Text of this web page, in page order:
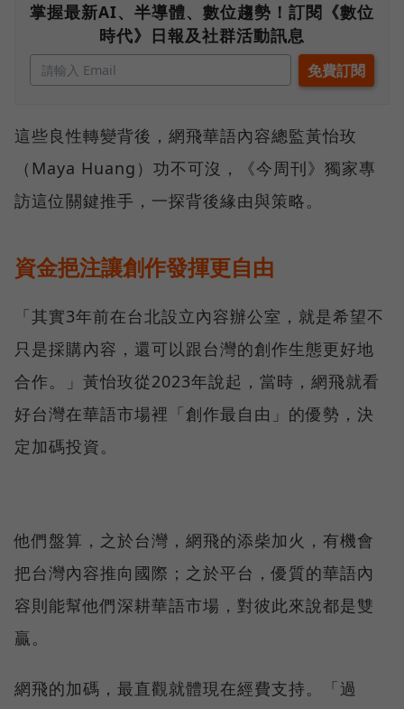
掌握最新AI、半導體、數位趨勢！訂閱《數位
時代》日報及社群活動訊息
這些良性轉變背後，網飛華語內容總監黃怡玫
（Maya Huang）功不可沒，《今周刊》獨家專
訪這位關鍵推手，一探背後緣由與策略。
資金挹注讓創作發揮更自由
「其實3年前在台北設立內容辦公室，就是希望不
只是採購內容，還可以跟台灣的創作生態更好地
合作。」黃怡玫從2023年說起，當時，網飛就看
好台灣在華語市場裡「創作最自由」的優勢，決
定加碼投資。
他們盤算，之於台灣，網飛的添柴加火，有機會
把台灣內容推向國際；之於平台，優質的華語內
容則能幫他們深耕華語市場，對彼此來說都是雙
贏。
網飛的加碼，最直觀就體現在經費支持。「過